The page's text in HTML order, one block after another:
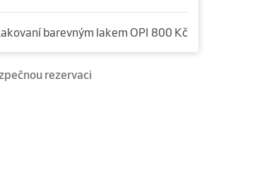
barevným lakem OPI 800 Kč
rezervaci